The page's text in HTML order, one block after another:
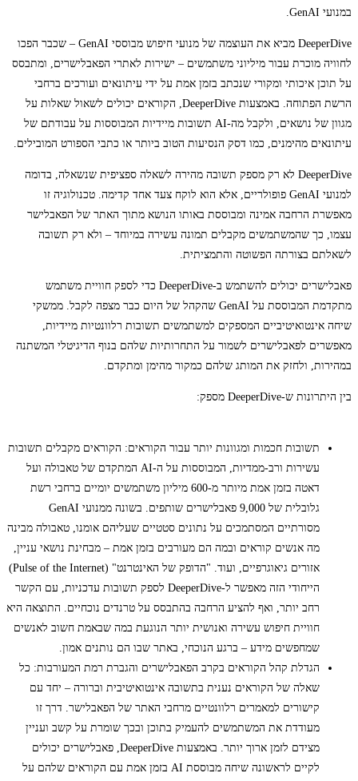
במנועי GenAI.
DeeperDive מביא את העוצמה של מנועי חיפוש מבוססי GenAI – שכבר הפכו
לחוויה מוכרת עבור מיליוני משתמשים – ישירות לאתרי הפאבלישרים, ומתבסס
על תוכן איכותי ומקורי שנכתב בזמן אמת על ידי עיתונאים ועורכים ברחבי
הרשת הפתוחה. באמצעות DeeperDive, הקוראים יכולים לשאול שאלות על
מגוון של נושאים, ולקבל מה-AI תשובות מיידיות המבוססות על עבודתם של
עיתונאים מהימנים, כמו דסק הנסיעות הטוב ביותר או כתבי הספורט המובילים.
DeeperDive לא רק מספק תשובה מהירה לשאלה ספציפית שנשאלה, בדומה
למנועי GenAI פופולריים, אלא הוא לוקח צעד אחד קדימה. טכנולוגיה זו
מאפשרת הרחבה אמינה ומבוססת באותו הנושא מתוך האתר של הפאבלישר
עצמו, כך שהמשתמשים מקבלים תמונה עשירה במיוחד – ולא רק תשובה
לשאלתם בצורתה הפשוטה והתמציתית.
פאבלישרים יכולים להשתמש ב-DeeperDive כדי לספק חוויית משתמש
מתקדמת המבוססת על GenAI שהקהל של היום כבר מצפה לקבל. ממשקי
שיחה אינטואיטיביים המספקים למשתמשים תשובות רלוונטיות מיידיות,
מאפשרים לפאבלישרים לשמור על התחרותיות שלהם בנוף הדיגיטלי המשתנה
במהירות, ולחזק את המותג שלהם כמקור מהימן ומתקדם.
בין היתרונות ש-DeeperDive מספק:
תשובות חכמות ומגוונות יותר עבור הקוראים: הקוראים מקבלים תשובות
עשירות ורב-ממדיות, המבוססות על ה-AI המתקדם של טאבולה ועל
דאטה בזמן אמת מיותר מ-600 מיליון משתמשים יומיים ברחבי רשת
גלובלית של 9,000 פאבלישרים שותפים. בשונה ממנועי GenAI
מסורתיים המסתמכים על נתונים סטטיים שעליהם אומנו, טאבולה מבינה
מה אנשים קוראים ובמה הם מעורבים בזמן אמת – מבחינת נושאי עניין,
אזורים גיאוגרפיים, ועוד. "הדופק של האינטרנט" (Pulse of the Internet)
הייחודי הזה מאפשר ל-DeeperDive לספק תשובות עדכניות, עם הקשר
רחב יותר, ואף להציע הרחבה בהתבסס על טרנדים נוכחיים. התוצאה היא
חוויית חיפוש עשירה ואנושית יותר הנוגעת במה שבאמת חשוב לאנשים
שמחפשים מידע – ברגע הנוכחי, באתר שבו הם נותנים אמון.
הגדלת קהל הקוראים בקרב הפאבלישרים והגברת רמת המעורבות: כל
שאלה של הקוראים נענית בתשובה אינטואיטיבית וברורה – יחד עם
קישורים למאמרים רלוונטיים מרחבי האתר של הפאבלישר. דרך זו
מעודדת את המשתמשים להעמיק בתוכן ובכך שומרת על קשב ועניין
מצידם לזמן ארוך יותר. באמצעות DeeperDive, פאבלישרים יכולים
לקיים לראשונה שיחה מבוססת AI בזמן אמת עם הקוראים שלהם על